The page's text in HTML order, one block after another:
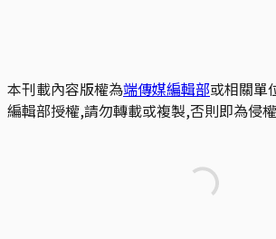
本刊載內容版權為端傳媒編輯部或相關單
編輯部授權,請勿轉載或複製,否則即為侵